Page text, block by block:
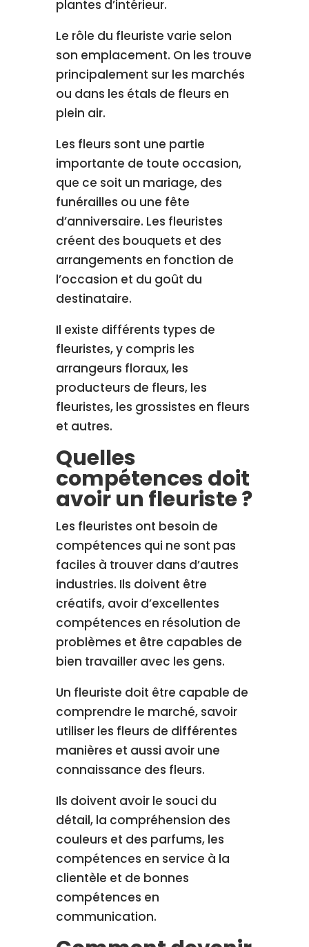
plantes d’intérieur.
Le rôle du fleuriste varie selon
son emplacement. On les trouve
principalement sur les marchés
ou dans les étals de fleurs en
plein air.
Les fleurs sont une partie
importante de toute occasion,
que ce soit un mariage, des
funérailles ou une fête
d’anniversaire. Les fleuristes
créent des bouquets et des
arrangements en fonction de
l’occasion et du goût du
destinataire.
Il existe différents types de
fleuristes, y compris les
arrangeurs floraux, les
producteurs de fleurs, les
fleuristes, les grossistes en fleurs
et autres.
Quelles
compétences doit
avoir un fleuriste ?
Les fleuristes ont besoin de
compétences qui ne sont pas
faciles à trouver dans d’autres
industries. Ils doivent être
créatifs, avoir d’excellentes
compétences en résolution de
problèmes et être capables de
bien travailler avec les gens.
Un fleuriste doit être capable de
comprendre le marché, savoir
utiliser les fleurs de différentes
manières et aussi avoir une
connaissance des fleurs.
Ils doivent avoir le souci du
détail, la compréhension des
couleurs et des parfums, les
compétences en service à la
clientèle et de bonnes
compétences en
communication.